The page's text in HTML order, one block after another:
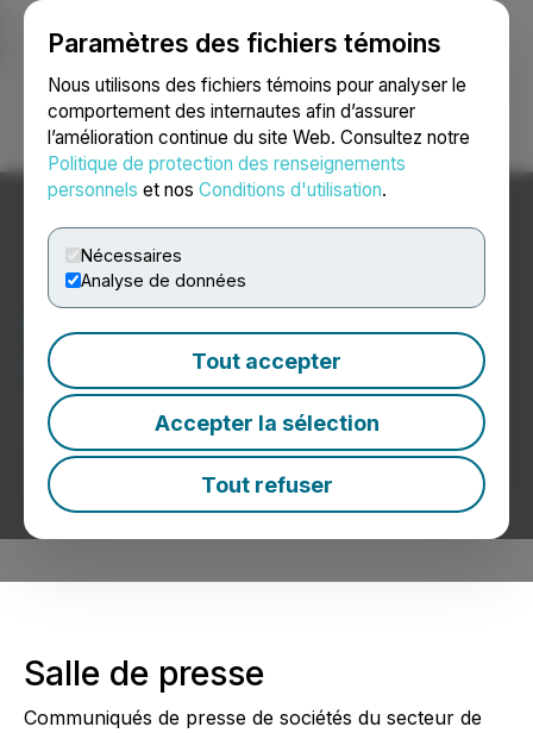
Paramètres des fichiers témoins
Nous utilisons des fichiers témoins pour analyser le
comportement des internautes afin d’assurer
l’amélioration continue du site Web. Consultez notre
Politique de protection des renseignements
personnels et nos Conditions d'utilisation.
Nécessaires
Analyse de données
Tout accepter
Accepter la sélection
Tout refuser
Ouvrir une session Recherche English
Nouvelles du secteur de
l’éducation
Communiqués de presse de sociétés du secteur de
l’éducation
Salle de presse
Communiqués de presse de sociétés du secteur de